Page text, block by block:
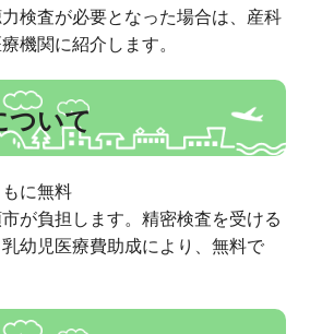
検査が必要となった場合は、産科
機関に紹介します。
ついて
に無料
が負担します。精密検査を受ける
幼児医療費助成により、無料で